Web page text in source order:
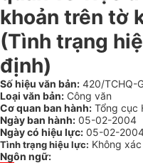
khoản trên tờ
(Tình trạng
định)
Số hiệu văn bản: 420/TCHQ-
Loại văn bản: Công văn
Cơ quan ban hành: Tổng cục
Ngày ban hành: 05-02-2004
Ngày có hiệu lực: 05-02-
Tình trạng hiệu lực: Không
Ngôn ngữ: